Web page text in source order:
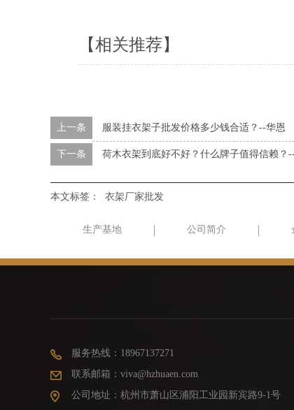
【相关推荐】
上一条 服装挂衣架子批发价格多少钱合适？--华恩
下一条 荷木衣架到底好不好？什么牌子值得信赖？
本文标签： 衣架厂家批发
生产基地 公司简介
服务热线：18967137271
联系邮箱：viva@hzhuaen.com
公司地址：杭州市萧山区浦阳工业园新宾路9-1号